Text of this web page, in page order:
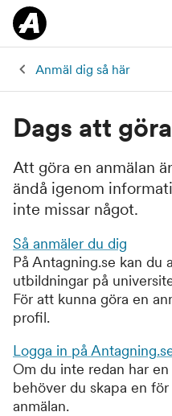
Anmäl dig så här
Dags att
Att göra en anmälan
ändå igenom
inte missar något.
Så anmäler du dig
På Antagning.se kan du
utbildningar på
För att kunna göra en
profil.
Logga in på
Om du inte redan har
behöver du skapa en
anmälan.